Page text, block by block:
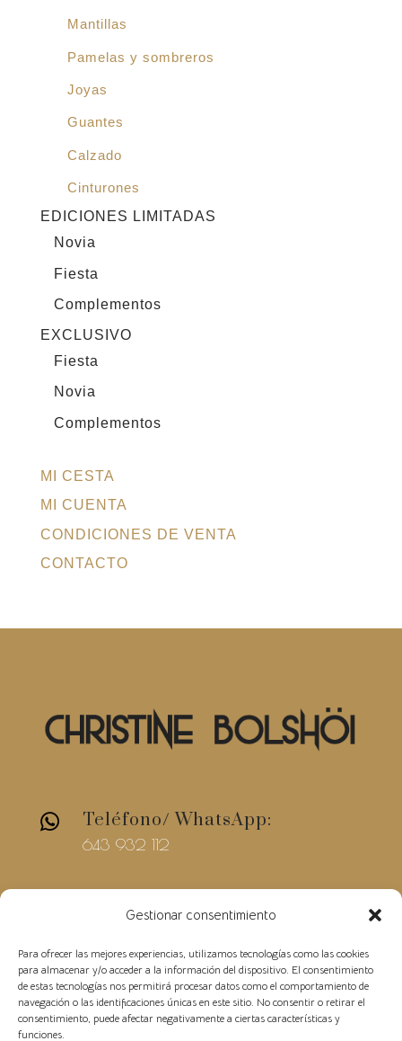
Gestionar consentimiento
Para ofrecer las mejores experiencias, utilizamos tecnologías como las cookies
para almacenar y/o acceder a la información del dispositivo. El consentimiento
de estas tecnologías nos permitirá procesar datos como el comportamiento de
navegación o las identificaciones únicas en este sitio. No consentir o retirar el
consentimiento, puede afectar negativamente a ciertas características y
funciones.
Mantillas
Pamelas y sombreros
Joyas
Guantes
Calzado
Cinturones
EDICIONES LIMITADAS
Novia
Fiesta
Complementos
EXCLUSIVO
Fiesta
Novia
Complementos
MI CESTA
MI CUENTA
CONDICIONES DE VENTA
CONTACTO
 Teléfono/ WhatsApp:
643 932 112
christinebolshoi@gmail.com